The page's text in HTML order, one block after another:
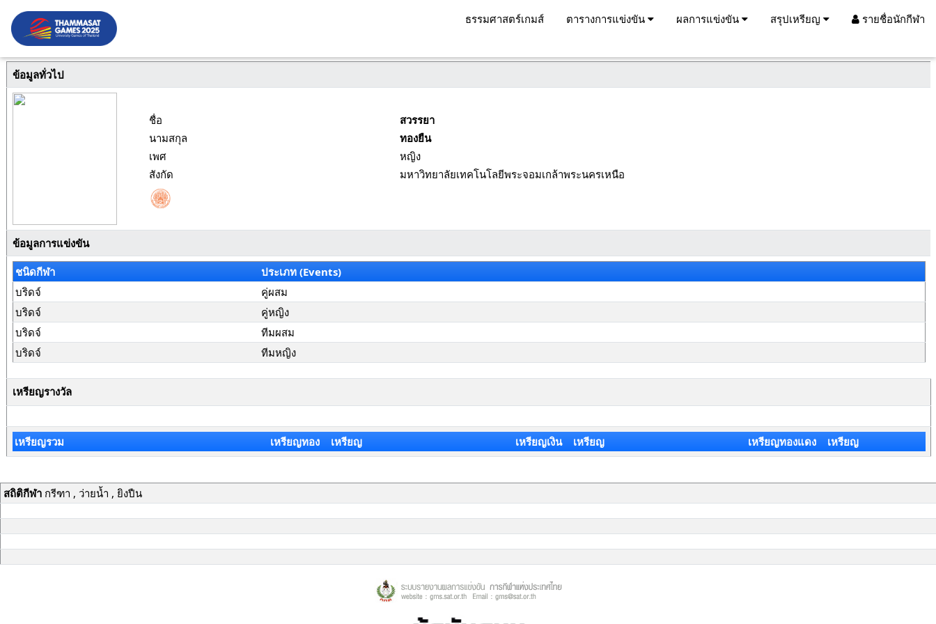
ธรรมศาสตร์เกมส์ ตารางการแข่งขัน ผลการแข่งขัน สรุปเหรียญ รายชื่อนักกีฬา
ข้อมูลทั่วไป
ชื่อ
สวรรยา
นามสกุล
ทองยืน
เพศ
หญิง
สังกัด
มหาวิทยาลัยเทคโนโลยีพระจอมเกล้าพระนครเหนือ
ข้อมูลการแข่งขัน
ชนิดกีฬา
ประเภท (Events)
บริดจ์
คู่ผสม
บริดจ์
คู่หญิง
บริดจ์
ทีมผสม
บริดจ์
ทีมหญิง
เหรียญรางวัล
เหรียญรวม เหรียญทอง เหรียญ เหรียญเงิน เหรียญ เหรียญทองแดง เหรียญ
สถิติกีฬากรีฑา , ว่ายน้ำ , ยิงปืน